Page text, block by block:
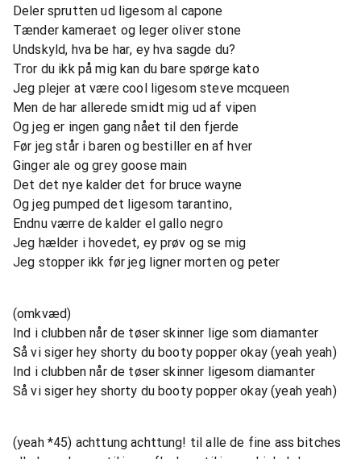
Deler sprutten ud ligesom al capone
Tænder kameraet og leger oliver stone
Undskyld, hva be har, ey hva sagde du?
Tror du ikk på mig kan du bare spørge kato
Jeg plejer at være cool ligesom steve mcqueen
Men de har allerede smidt mig ud af vipen
Og jeg er ingen gang nået til den fjerde
Før jeg står i baren og bestiller en af hver
Ginger ale og grey goose main
Det det nye kalder det for bruce wayne
Og jeg pumped det ligesom tarantino,
Endnu værre de kalder el gallo negro
Jeg hælder i hovedet, ey prøv og se mig
Jeg stopper ikk før jeg ligner morten og peter
(omkvæd)
Ind i clubben når de tøser skinner lige som diamanter
Så vi siger hey shorty du booty popper okay (yeah yeah)
Ind i clubben når de tøser skinner ligesom diamanter
Så vi siger hey shorty du booty popper okay (yeah yeah)
(yeah *45) achttung achttung! til alle de fine ass bitches